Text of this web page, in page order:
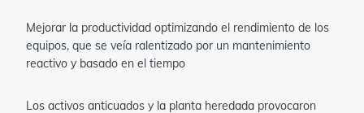
Mejorar la productividad optimizando el rendimiento de los
equipos, que se veía ralentizado por un mantenimiento
reactivo y basado en el tiempo
Los activos anticuados y la planta heredada provocaron